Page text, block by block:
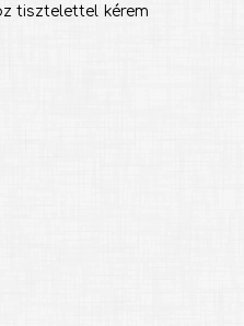
tisztelettel kérem